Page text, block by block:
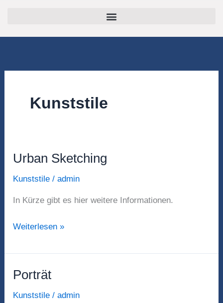
Kunststile
Urban Sketching
Kunststile /admin
In Kürze gibt es hier weitere Informationen.
Urban
Weiterlesen »
Porträt
Kunststile /admin
Porträt